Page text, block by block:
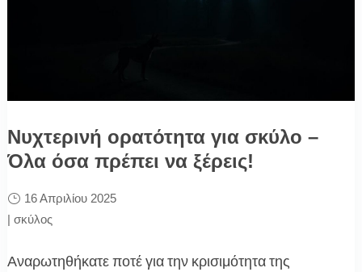
Νυχτερινή ορατότητα για σκύλο –
Όλα όσα πρέπει να ξέρεις!
16 Απριλίου 2025
| σκύλος
Αναρωτηθήκατε ποτέ για την κρισιμότητα της